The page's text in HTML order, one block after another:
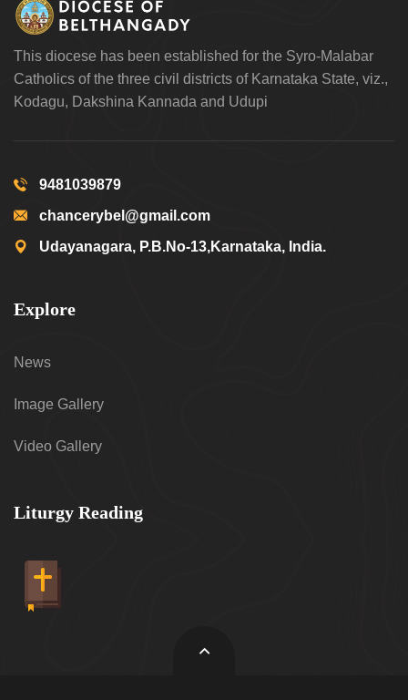
This diocese has been established for the Syro-Malabar
Catholics of the three civil districts of Karnataka State, viz.,
Kodagu, Dakshina Kannada and Udupi
9481039879
chancerybel@gmail.com
Udayanagara, P.B.No-13,Karnataka, India.
Explore
News
Image Gallery
Video Gallery
Liturgy Reading